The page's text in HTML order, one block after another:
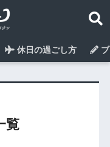
休日の過ごし方
覧